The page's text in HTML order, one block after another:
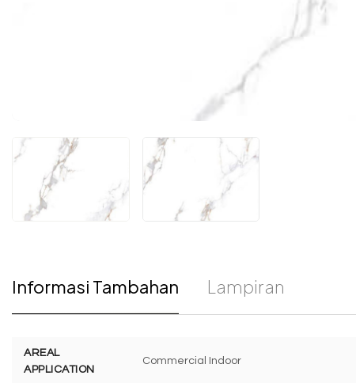
Informasi Tambahan Lampiran
AREAL
APPLICATION
Commercial Indoor